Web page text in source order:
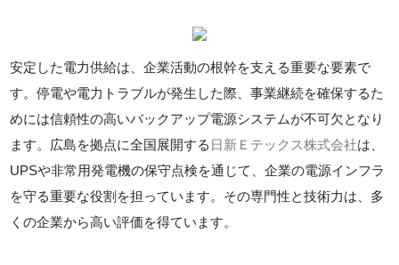
安定した電力供給は、企業活動の根幹を支える重要な要素で
す。停電や電力トラブルが発生した際、事業継続を確保するた
めには信頼性の高いバックアップ電源システムが不可欠となり
ます。広島を拠点に全国展開する 日新Ｅテックス株式会社は、
UPSや非常用発電機の保守点検を通じて、企業の電源インフラ
を守る重要な役割を担っています。その専門性と技術力は、多
くの企業から高い評価を得ています。